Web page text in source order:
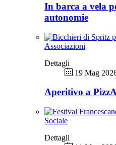
In barca a vela
autonomie
Associazioni
Dettagli
19 Mag
Aperitivo a
Sociale
Dettagli